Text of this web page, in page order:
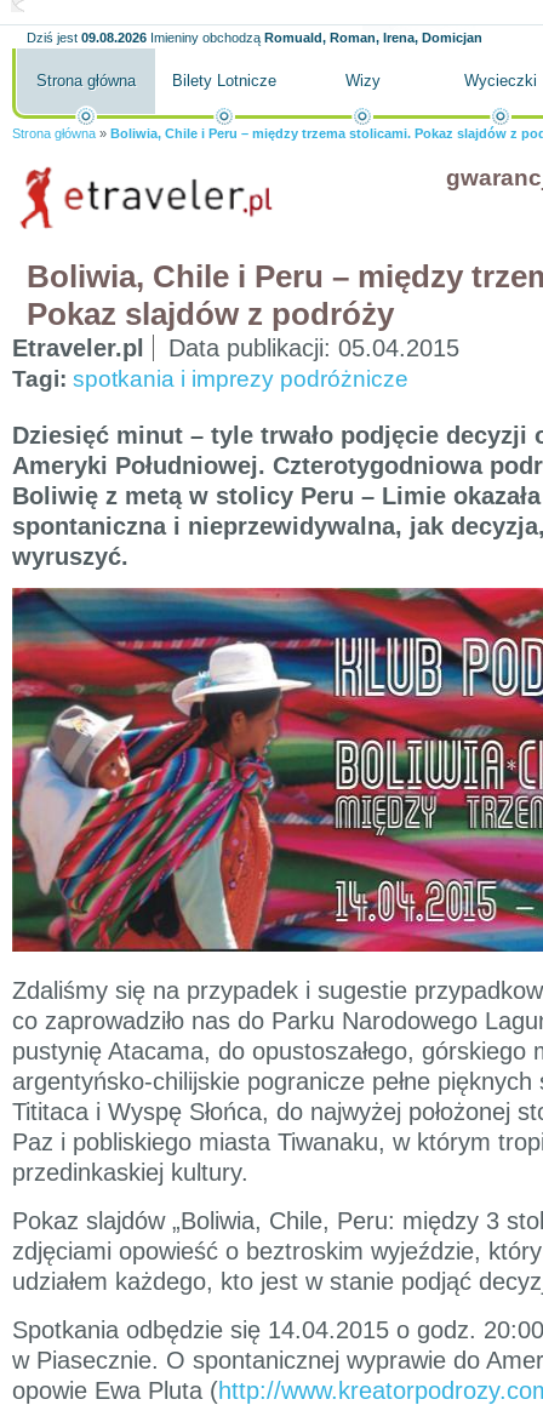
Dziś jest 09.08.2026 Imieniny obchodzą Romuald, Roman, Irena, Domicjan
Strona główna Bilety Lotnicze Wizy Wycieczki
Strona główna » Boliwia, Chile i Peru – między trzema stolicami. Pokaz slajdów z
Boliwia, Chile i Peru – między
Pokaz slajdów z podróży
Etraveler.pl Data publikacji: 05.04.2015
Tagi: spotkania i imprezy podróżnicze
Dziesięć minut – tyle trwało podjęcie decyzji
Ameryki Południowej. Czterotygodniowa
Boliwię z metą w stolicy Peru – Limie
spontaniczna i nieprzewidywalna, jak
wyruszyć.
Zdaliśmy się na przypadek i sugestie
co zaprowadziło nas do Parku Narodowego
pustynię Atacama, do opustoszałego, górskiego
argentyńsko-chilijskie pogranicze pełne
Tititaca i Wyspę Słońca, do najwyżej położonej
Paz i pobliskiego miasta Tiwanaku, w którym
przedinkaskiej kultury.
Pokaz slajdów „Boliwia, Chile, Peru: między 3
zdjęciami opowieść o beztroskim wyjeździe,
udziałem każdego, kto jest w stanie podjąć
Spotkania odbędzie się 14.04.2015 o godz.
w Piasecznie. O spontanicznej wyprawie do
opowie Ewa Pluta (http://